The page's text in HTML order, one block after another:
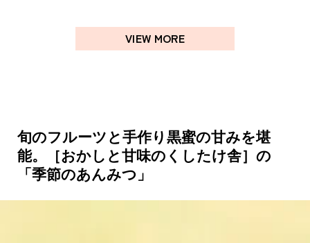
VIEW MORE
旬のフルーツと手作り黒蜜の甘みを堪
能。［おかしと甘味のくしたけ舎］の
「季節のあんみつ」